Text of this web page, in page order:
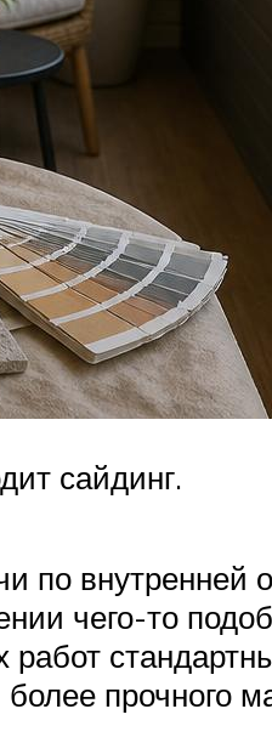
сайдинг.
по
чего-то
работ
прочного